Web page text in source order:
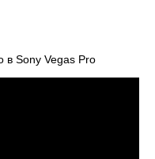
в Sony Vegas Pro